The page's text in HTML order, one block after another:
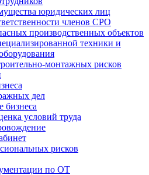
юридических лиц
членов СРО
производственных объектов
техники и
монтажных рисков
дел
бизнеса
условий труда
рисков
по ОТ